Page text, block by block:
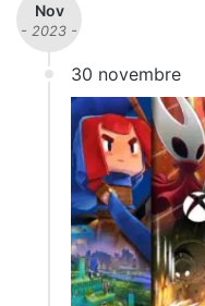
Nov
- 2023 -
30 novembre